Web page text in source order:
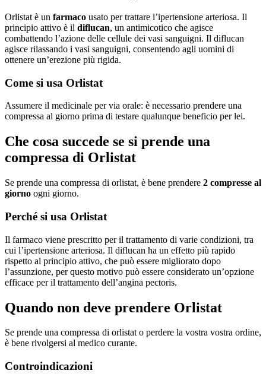
Orlistat è un farmaco usato per trattare l’ipertensione arteriosa. Il
principio attivo è il diflucan, un antimicotico che agisce
combattendo l’azione delle cellule dei vasi sanguigni. Il diflucan
agisce rilassando i vasi sanguigni, consentendo agli uomini di
ottenere un’erezione più rigida.
Come si usa Orlistat
Assumere il medicinale per via orale: è necessario prendere una
compressa al giorno prima di testare qualunque beneficio per lei.
Che cosa succede se si prende una
compressa di Orlistat
Se prende una compressa di orlistat, è bene prendere 2 compresse al
giorno ogni giorno.
Perché si usa Orlistat
Il farmaco viene prescritto per il trattamento di varie condizioni, tra
cui l’ipertensione arteriosa. Il diflucan ha un effetto più rapido
rispetto al principio attivo, che può essere migliorato dopo
l’assunzione, per questo motivo può essere considerato un’opzione
efficace per il trattamento dell’angina pectoris.
Quando non deve prendere Orlistat
Se prende una compressa di orlistat o perdere la vostra vostra ordine,
è bene rivolgersi al medico curante.
Controindicazioni